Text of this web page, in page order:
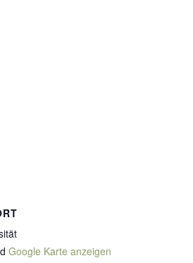
Google Karte anzeigen